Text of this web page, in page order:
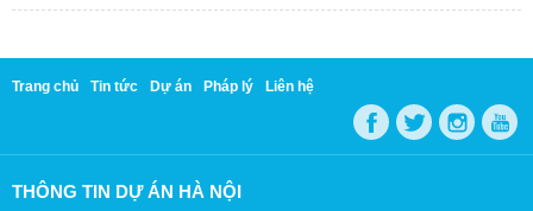
Trang chủ Tin tức Dự án Pháp lý Liên hệ
THÔNG TIN DỰ ÁN HÀ NỘI